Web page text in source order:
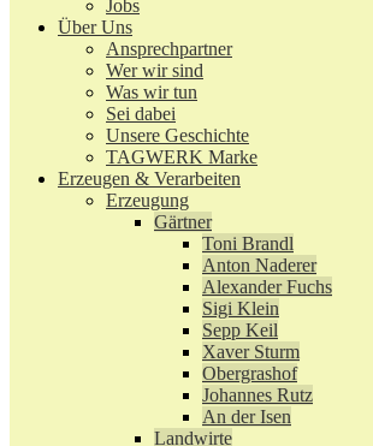
Jobs
Über Uns
Ansprechpartner
Wer wir sind
Was wir tun
Sei dabei
Unsere Geschichte
TAGWERK Marke
Erzeugen & Verarbeiten
Erzeugung
Gärtner
Toni Brandl
Anton Naderer
Alexander Fuchs
Sigi Klein
Sepp Keil
Xaver Sturm
Obergrashof
Johannes Rutz
An der Isen
Landwirte